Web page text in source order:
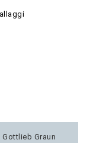
Graun